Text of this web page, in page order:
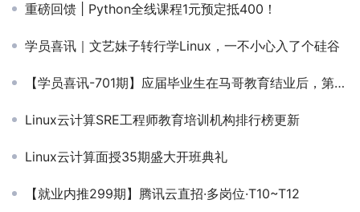
重磅回馈 | Python全线课程1元预定抵400！
学员喜讯｜文艺妹子转行学Linux，一不小心入了个硅谷
【学员喜讯-701期】应届毕业生在马哥教育结业后，第一份工作月薪12k，双休不加班~
Linux云计算SRE工程师教育培训机构排行榜更新
Linux云计算面授35期盛大开班典礼
【就业内推299期】腾讯云直招·多岗位·T10~T12